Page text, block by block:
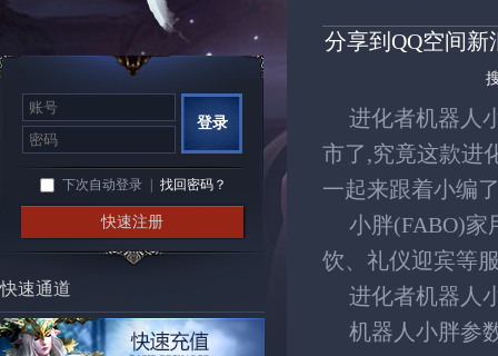
登录
下次自动登录 找回密码？
快速注册
快速通道
分享到 QQ空间新
进化者机器人
市了,究竟这款进
一起来跟着小编
小胖(FABO)家
饮、礼仪迎宾等
进化者机器人
机器人小胖参